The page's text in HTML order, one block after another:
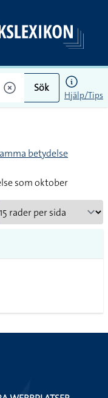
Sök
Hjälp/Tips
betydelse
som oktober